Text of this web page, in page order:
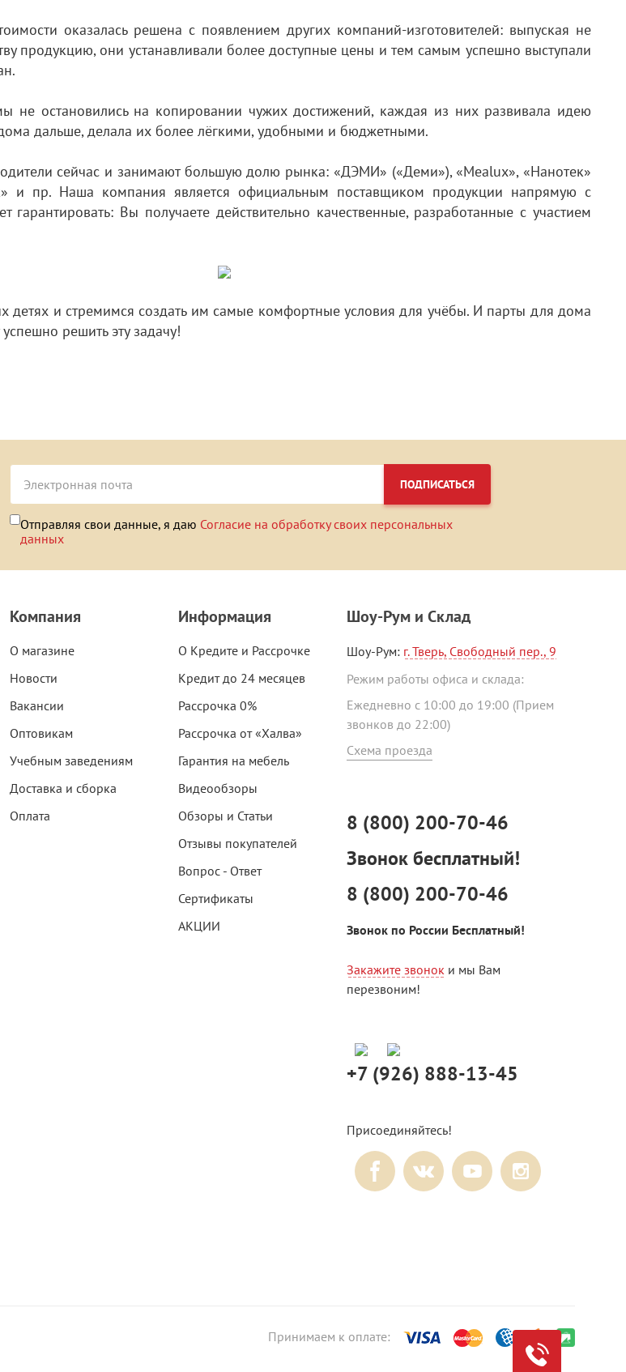
оказалась решена с появлением других компаний-изготовителей: выпуская не
продукцию, они устанавливали более доступные цены и тем самым успешно выступали
не остановились на копировании чужих достижений, каждая из них развивала идею
дальше, делала их более лёгкими, удобными и бюджетными.
сейчас и занимают большую долю рынка: «ДЭМИ» («Деми»), «Mealux», «Нанотек»
и пр. Наша компания является официальным поставщиком продукции напрямую с
гарантировать: Вы получаете действительно качественные, разработанные с участием
детях и стремимся создать им самые комфортные условия для учёбы. И парты для дома
решить эту задачу!
ПОДПИСАТЬСЯ
Отправляя свои данные, я даю Согласие на обработку своих персональных
данных
Компания
О магазине
Новости
Вакансии
Оптовикам
Учебным заведениям
Доставка и сборка
Оплата
Информация
О Кредите и Рассрочке
Кредит до 24 месяцев
Рассрочка 0%
Рассрочка от «Халва»
Гарантия на мебель
Видеообзоры
Обзоры и Статьи
Отзывы покупателей
Вопрос - Ответ
Сертификаты
АКЦИИ
Шоу-Рум и Склад
Шоу-Рум: г. Тверь, Свободный пер., 9
Режим работы офиса и склада:
Ежедневно с 10:00 до 19:00 (Прием
звонков до 22:00)
Схема проезда
8 (800) 200-70-46
Звонок бесплатный!
8 (800) 200-70-46
Звонок по России Бесплатный!
Закажите звонок и мы Вам
перезвоним!
+7 (926) 888-13-45
Присоединяйтесь!
Принимаем к оплате: